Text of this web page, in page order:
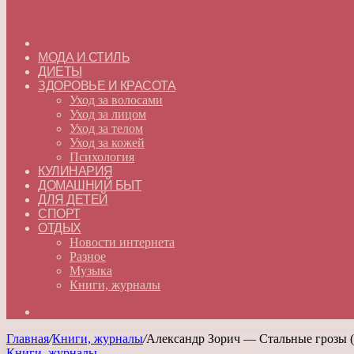
МОДА И СТИЛЬ
ДИЕТЫ
ЗДОРОВЬЕ И КРАСОТА
Уход за волосами
Уход за лицом
Уход за телом
Уход за кожей
Психология
КУЛИНАРИЯ
ДОМАШНИЙ БЫТ
ДЛЯ ДЕТЕЙ
СПОРТ
ОТДЫХ
Новости интернета
Разное
Музыка
Книги, журналы
Главная/Книги, журналы/Александр Зорич — Стальные грозы